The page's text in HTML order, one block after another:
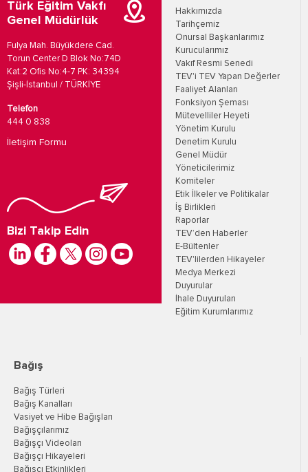
Türk Eğitim Vakfı
Genel Müdürlük
Fulya Mah. Büyükdere Cad.
Torun Center D Blok No:74D
Kat:2 Ofis No:4-7 PK: 34394
Şişli-İstanbul / TÜRKİYE
Telefon
444 0 838
İletişim Formu
Bizi Takip Edin
Hakkımızda
Tarihçemiz
Onursal Başkanlarımız
Kurucularımız
Vakıf Resmi Senedi
TEV'i TEV Yapan Değerler
Faaliyet Alanları
Fonksiyon Şeması
Mütevelliler Heyeti
Yönetim Kurulu
Denetim Kurulu
Genel Müdür
Yöneticilerimiz
Komiteler
Etik İlkeler ve Politikalar
İş Birlikleri
Raporlar
TEV’den Haberler
E-Bültenler
TEV'lilerden Hikayeler
Medya Merkezi
Duyurular
İhale Duyuruları
Eğitim Kurumlarımız
Bağış
Bağış Türleri
Bağış Kanalları
Vasiyet ve Hibe Bağışları
Bağışçılarımız
Bağışçı Videoları
Bağışçı Hikayeleri
Bağışçı Etkinlikleri